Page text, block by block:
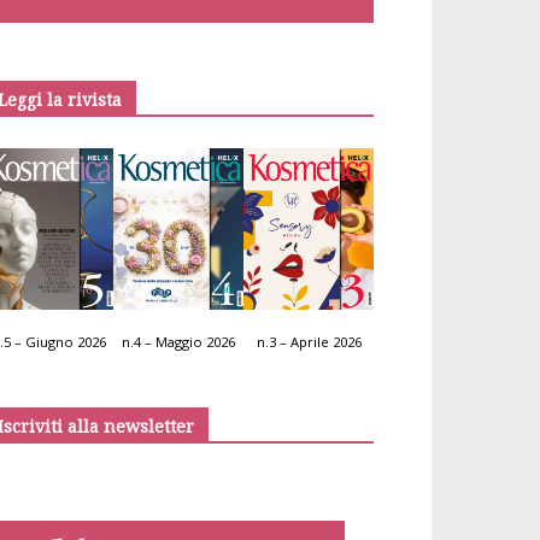
la rivista
– Giugno 2026 n.4 – Maggio 2026 n.3 – Aprile 2026
alla newsletter